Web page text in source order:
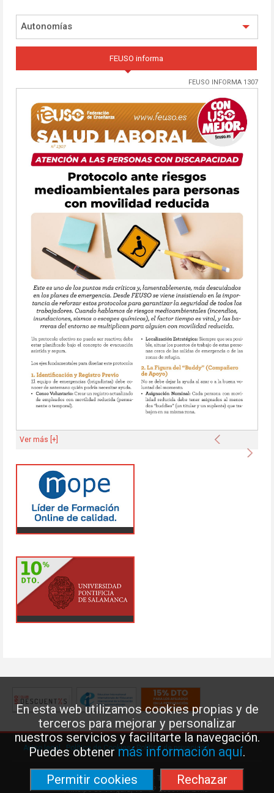
En esta web utilizamos cookies propias y de
terceros para mejorar y personalizar
nuestros servicios y facilitarte la navegación.
Puedes obtenermás información aquí.
Permitir cookies
Rechazar
Autonomías
FEUSO informa
FEUSO INFORMA 1307
Anterior
Ver más [+]
Aviso legal·Política de Cookies·Política de privacidad
Federación de Enseñanza de USO · Teléfono: 91 577 41 13 ·
Príncipe de Vergara, 13 · 7º 28001 MADRID